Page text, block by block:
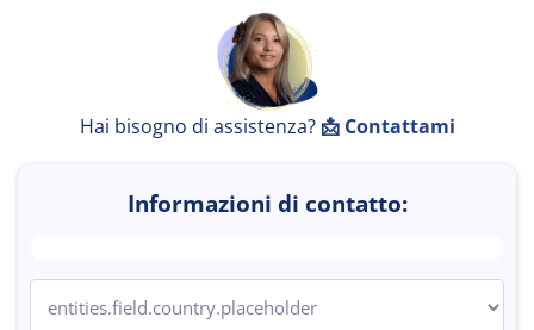
Hai bisogno di assistenza? 📩 Contattami
Informazioni di contatto: